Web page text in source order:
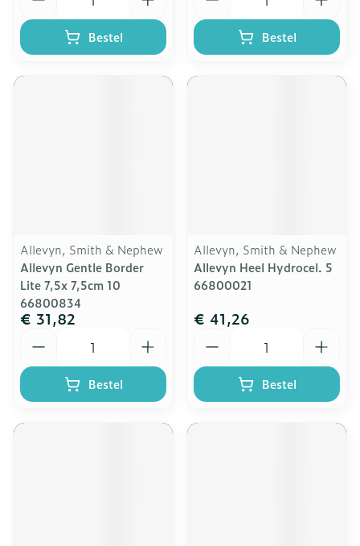
Bestel Bestel
Allevyn, Smith & Nephew
Allevyn Gentle Border
Lite 7,5x 7,5cm 10
66800834
€ 31,82
Bestel
Allevyn, Smith & Nephew
Allevyn Heel Hydrocel. 5
66800021
€ 41,26
Bestel